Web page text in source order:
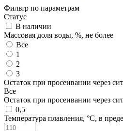
Фильтр по параметрам
Статус
В наличии
Массовая доля воды, %, не более
Все
1
2
3
Остаток при просеивании через
Все
Остаток при просеивании через
0,5
Температура плавления, °C, в